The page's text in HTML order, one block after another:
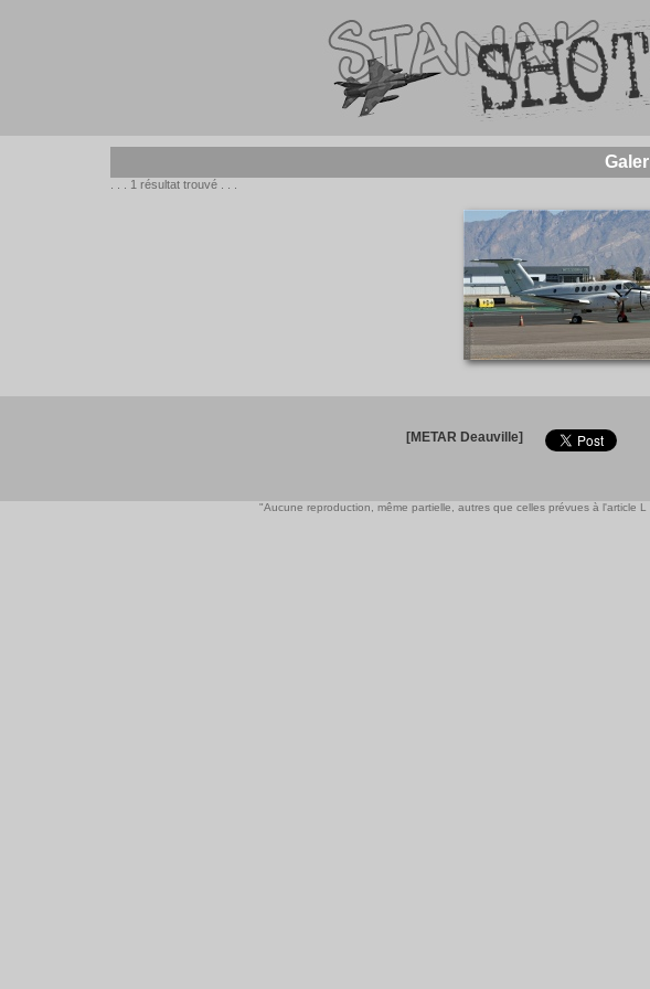
. . . 1 résultat trouvé . . .
[METAR Deauville]
"Aucune reproduction, même partielle, autres que celles prévues à l'article